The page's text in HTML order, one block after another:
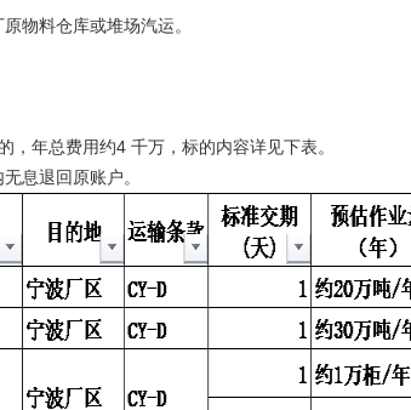
物料仓库或堆场汽运。
年总费用约4 千万，标的内容详见下表。
息退回原账户。